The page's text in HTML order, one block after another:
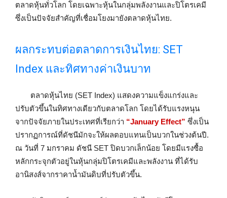
ตลาดหุ้นทั่วโลก โดยเฉพาะหุ้นในกลุ่มพลังงานและปิโตรเคมี
ซึ่งเป็นปัจจัยสำคัญที่เชื่อมโยงมายังตลาดหุ้นไทย.
ผลกระทบต่อตลาดการเงินไทย: SET
Index และทิศทางค่าเงินบาท
ตลาดหุ้นไทย (SET Index) แสดงความแข็งแกร่งและ
ปรับตัวขึ้นในทิศทางเดียวกับตลาดโลก โดยได้รับแรงหนุน
จากปัจจัยภายในประเทศที่เรียกว่า “January Effect” ซึ่งเป็น
ปรากฏการณ์ที่ดัชนีมักจะให้ผลตอบแทนเป็นบวกในช่วงต้นปี.
ณ วันที่ 7 มกราคม ดัชนี SET ปิดบวกเล็กน้อย โดยมีแรงซื้อ
หลักกระจุกตัวอยู่ในหุ้นกลุ่มปิโตรเคมีและพลังงาน ที่ได้รับ
อานิสงส์จากราคาน้ำมันดิบที่ปรับตัวขึ้น.